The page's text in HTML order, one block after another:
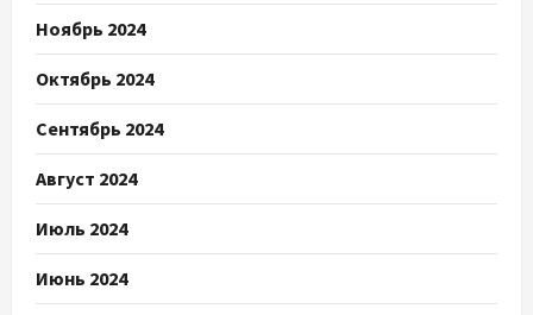
Ноябрь 2024
Октябрь 2024
Сентябрь 2024
Август 2024
Июль 2024
Июнь 2024